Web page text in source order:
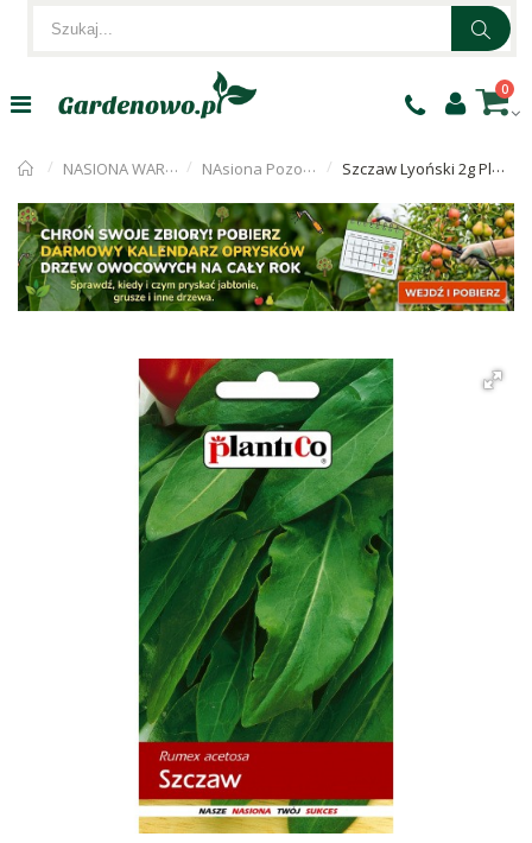
0
NASIONA WARZYW NAsiona Pozostałe Szczaw Lyoński 2g PlantiCo